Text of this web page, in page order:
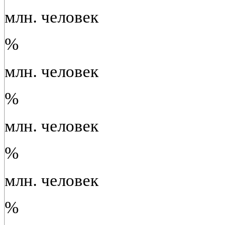
млн. человек
%
млн. человек
%
млн. человек
%
млн. человек
%